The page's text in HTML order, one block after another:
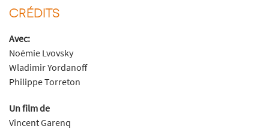
CRÉDITS
Avec:
Noémie Lvovsky
Wladimir Yordanoff
Philippe Torreton
Un film de
Vincent Garenq